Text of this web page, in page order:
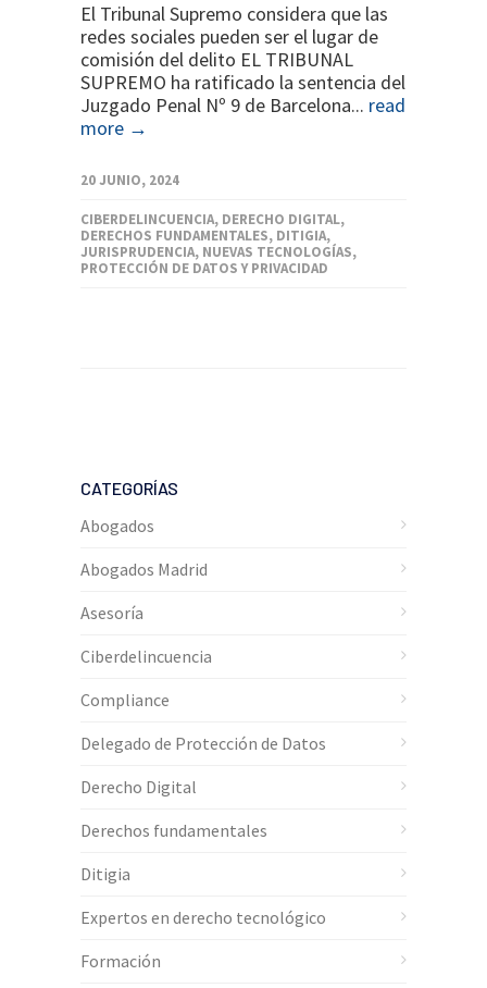
El Tribunal Supremo considera que las
redes sociales pueden ser el lugar de
comisión del delito EL TRIBUNAL
SUPREMO ha ratificado la sentencia del
Juzgado Penal Nº 9 de Barcelona... read
more →
20 JUNIO, 2024
CIBERDELINCUENCIA, DERECHO DIGITAL,
DERECHOS FUNDAMENTALES, DITIGIA,
JURISPRUDENCIA, NUEVAS TECNOLOGÍAS,
PROTECCIÓN DE DATOS Y PRIVACIDAD
CATEGORÍAS
Abogados
Abogados Madrid
Asesoría
Ciberdelincuencia
Compliance
Delegado de Protección de Datos
Derecho Digital
Derechos fundamentales
Ditigia
Expertos en derecho tecnológico
Formación